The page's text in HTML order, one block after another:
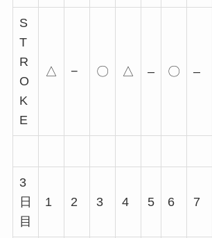
S
T
R
O
K
E
△ − 〇 △ – 〇 –
3
日
目
1 2 3 4 5 6 7